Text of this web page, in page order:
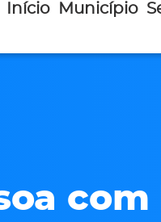
Início Município